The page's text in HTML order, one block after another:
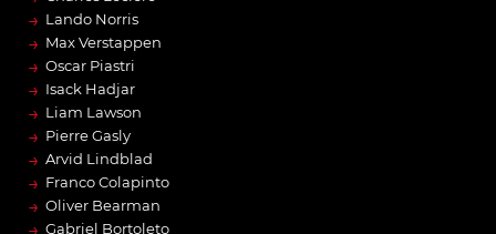
→ Lando Norris
→ Max Verstappen
→ Oscar Piastri
→ Isack Hadjar
→ Liam Lawson
→ Pierre Gasly
→ Arvid Lindblad
→ Franco Colapinto
→ Oliver Bearman
Gabriel Bortoleto